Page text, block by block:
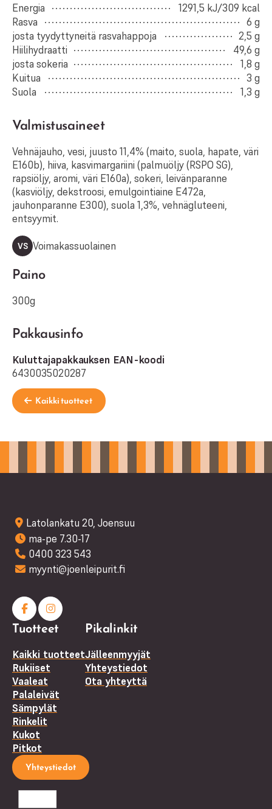
Energia
1291,5 kJ/309 kcal
Rasva
6 g
josta tyydyttyneitä rasvahappoja
2,5 g
Hiilihydraatti
49,6 g
josta sokeria
1,8 g
Kuitua
3 g
Suola
1,3 g
Valmistusaineet
Vehnäjauho, vesi, juusto 11,4% (maito, suola, hapate, väri
E160b), hiiva, kasvimargariini (palmuöljy (RSPO SG),
rapsiöljy, aromi, väri E160a), sokeri, leivänparanne
(kasviöljy, dekstroosi, emulgointiaine E472a,
jauhonparanne E300), suola 1,3%, vehnägluteeni,
entsyymit.
VS Voimakassuolainen
Paino
300g
Pakkausinfo
Kuluttajapakkauksen EAN-koodi
6430035020287
Kaikki tuotteet
Latolankatu 20, Joensuu
ma-pe 7.30-17
0400 323 543
myynti@joenleipurit.fi
Facebook
(F)
Instagram
Tuotteet
Kaikki tuotteet
Rukiiset
Vaaleat
Palaleivät
Sämpylät
Rinkelit
Kukot
Pitkot
Pikalinkit
Jälleenmyyjät
Yhteystiedot
Ota yhteyttä
Yhteystiedot